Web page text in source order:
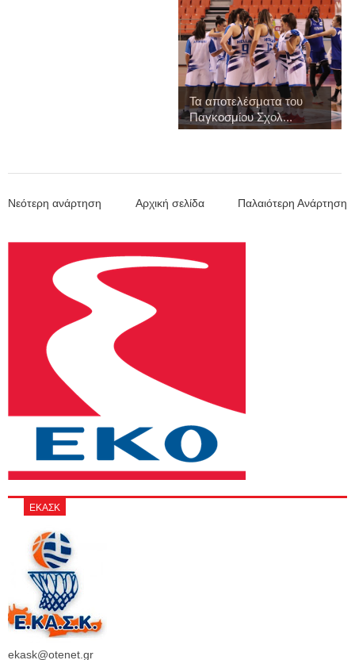
Τα αποτελέσματα του
Παγκοσμίου Σχολ...
Νεότερη ανάρτηση Παλαιότερη Ανάρτηση
Αρχική σελίδα
ΕΚΑΣΚ
ekask@otenet.gr